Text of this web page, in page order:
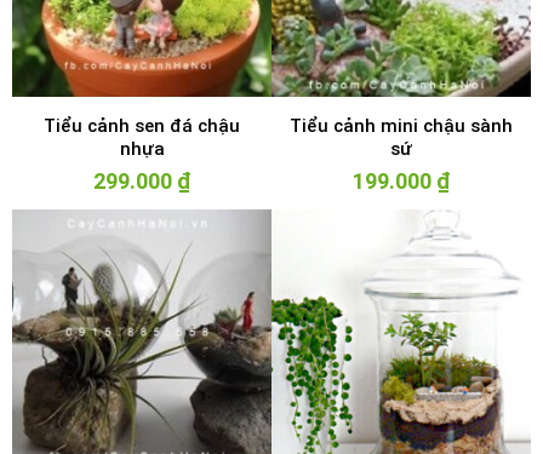
Tiểu cảnh sen đá chậu
nhựa
299.000 ₫
Tiểu cảnh mini chậu sành
sứ
199.000 ₫